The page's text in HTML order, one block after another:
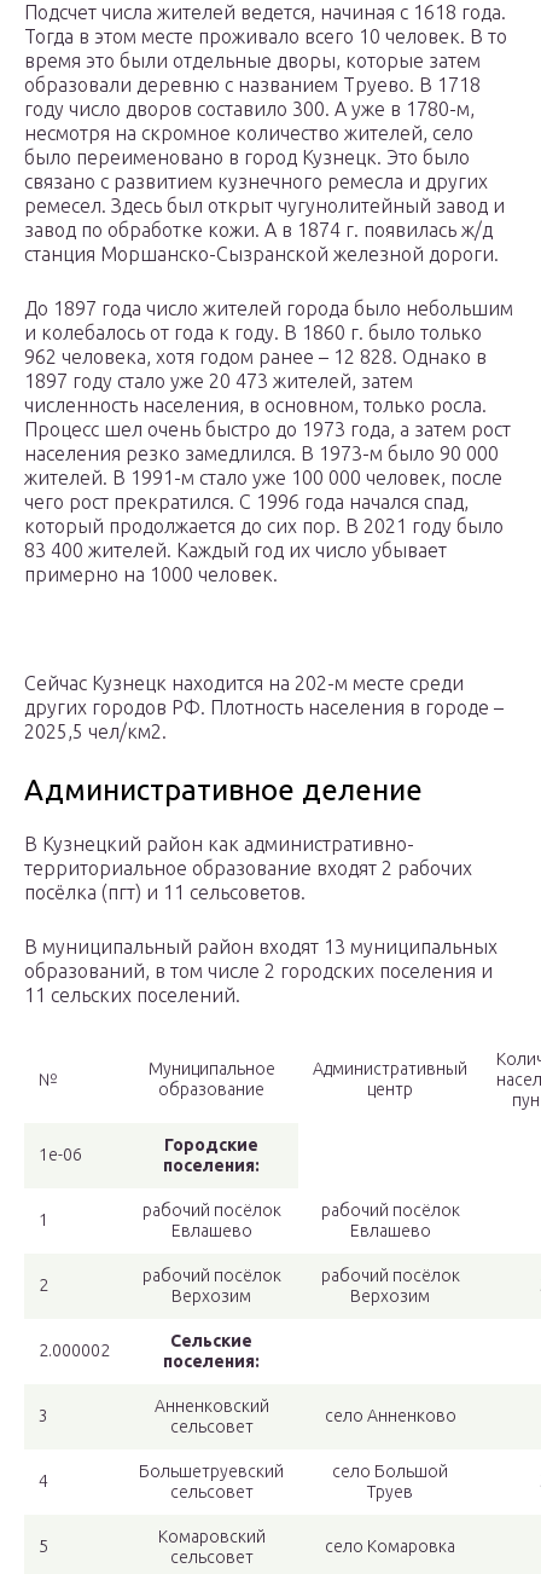
Подсчет числа жителей ведется, начиная с 1618 года.
Тогда в этом месте проживало всего 10 человек. В то
время это были отдельные дворы, которые затем
образовали деревню с названием Труево. В 1718
году число дворов составило 300. А уже в 1780-м,
несмотря на скромное количество жителей, село
было переименовано в город Кузнецк. Это было
связано с развитием кузнечного ремесла и других
ремесел. Здесь был открыт чугунолитейный завод и
завод по обработке кожи. А в 1874 г. появилась ж/д
станция Моршанско-Сызранской железной дороги.
До 1897 года число жителей города было небольшим
и колебалось от года к году. В 1860 г. было только
962 человека, хотя годом ранее – 12 828. Однако в
1897 году стало уже 20 473 жителей, затем
численность населения, в основном, только росла.
Процесс шел очень быстро до 1973 года, а затем рост
населения резко замедлился. В 1973-м было 90 000
жителей. В 1991-м стало уже 100 000 человек, после
чего рост прекратился. С 1996 года начался спад,
который продолжается до сих пор. В 2021 году было
83 400 жителей. Каждый год их число убывает
примерно на 1000 человек.
Сейчас Кузнецк находится на 202-м месте среди
других городов РФ. Плотность населения в городе –
2025,5 чел/км2.
Административное деление
В Кузнецкий район как административно-
территориальное образование входят 2 рабочих
посёлка (пгт) и 11 сельсоветов.
В муниципальный район входят 13 муниципальных
образований, в том числе 2 городских поселения и
11 сельских поселений.
№
Муниципальное
образование
Административный
центр
1e-06
Городские
поселения:
1
рабочий посёлок
Евлашево
рабочий посёлок
Евлашево
2
рабочий посёлок
Верхозим
рабочий посёлок
Верхозим
2.000002
Сельские
поселения:
3
Анненковский
сельсовет
село Анненково
4
Большетруевский
сельсовет
село Большой
Труев
5
Комаровский
сельсовет
село Комаровка